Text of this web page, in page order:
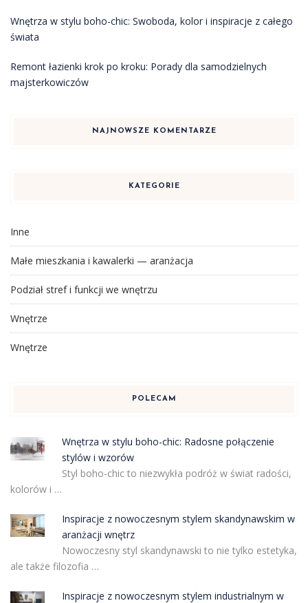
Wnętrza w stylu boho-chic: Swoboda, kolor i inspiracje z całego
świata
Remont łazienki krok po kroku: Porady dla samodzielnych
majsterkowiczów
NAJNOWSZE KOMENTARZE
KATEGORIE
Inne
Małe mieszkania i kawalerki — aranżacja
Podział stref i funkcji we wnętrzu
Wnętrze
Wnętrze
POLECAM
Wnętrza w stylu boho-chic: Radosne połączenie
stylów i wzorów
Styl boho-chic to niezwykła podróż w świat radości,
kolorów i …
Inspiracje z nowoczesnym stylem skandynawskim w
aranżacji wnętrz
Nowoczesny styl skandynawski to nie tylko estetyka,
ale także filozofia …
Inspiracje z nowoczesnym stylem industrialnym w